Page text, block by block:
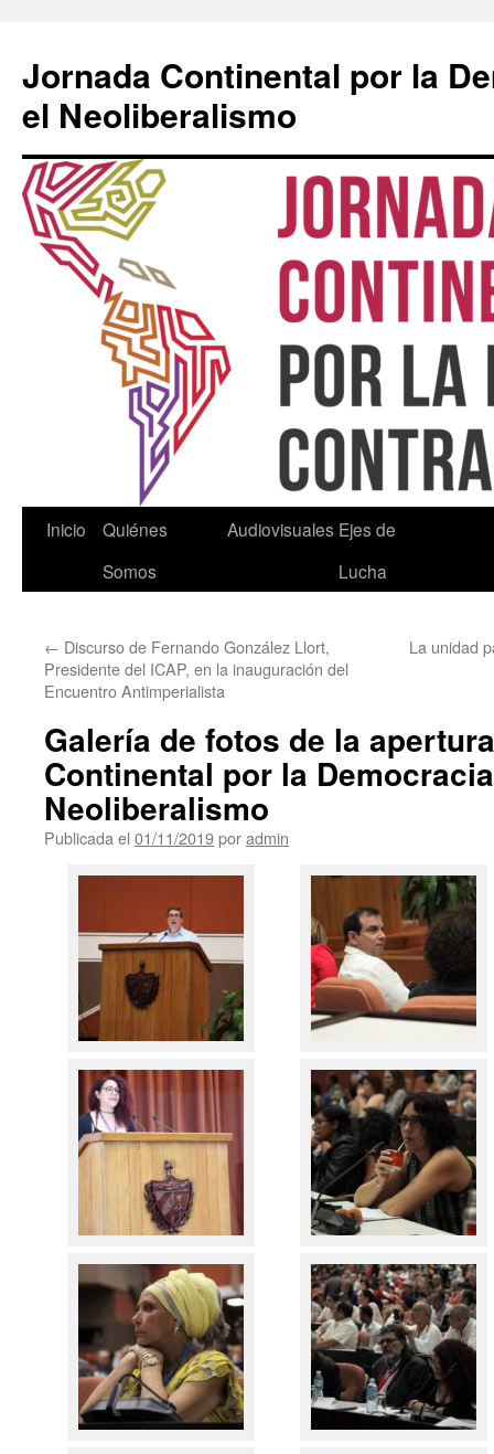
contenido
Jornada Continental por la
el Neoliberalismo
Inicio
Quiénes
Somos
Audiovisuales Ejes de
Lucha
← Discurso de Fernando González Llort,
Presidente del ICAP, en la inauguración del
Encuentro Antimperialista
La unidad
Galería de fotos de la
Continental por la
Neoliberalismo
Publicada el 01/11/2019poradmin